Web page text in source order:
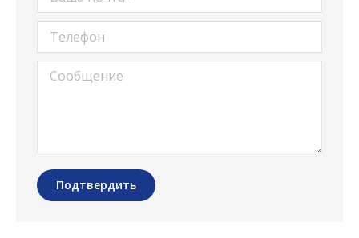
Телефон
Сообщение
Подтвердить